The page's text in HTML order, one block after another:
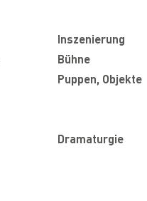
Inszenierung
Bühne
Puppen, Objekte
Dramaturgie